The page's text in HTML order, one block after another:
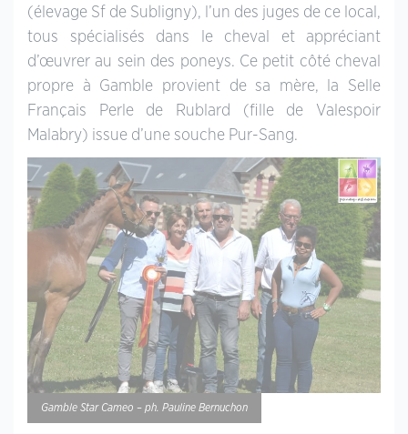
(élevage Sf de Subligny), l’un des juges de ce local,
tous spécialisés dans le cheval et appréciant
d’œuvrer au sein des poneys. Ce petit côté cheval
propre à Gamble provient de sa mère, la Selle
Français Perle de Rublard (fille de Valespoir
Malabry) issue d’une souche Pur-Sang.
Gamble Star Cameo – ph. Pauline Bernuchon